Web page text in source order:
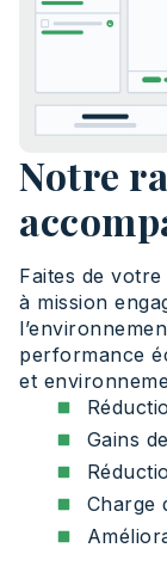
Notre
Faites de
à mission
performance
et
Gains
Charge